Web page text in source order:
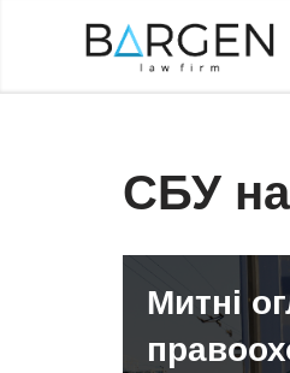
СБУ
Митні